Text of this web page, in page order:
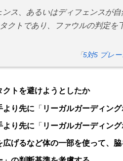
ス、あるいはディフェンスが
クトであり、ファウルの判定を
「5対5 プレ
トを避けようとしたか
より先に 「 リーガルガーディン
より先に 「 リーガルガーディン
げるなど体の一部を使って、